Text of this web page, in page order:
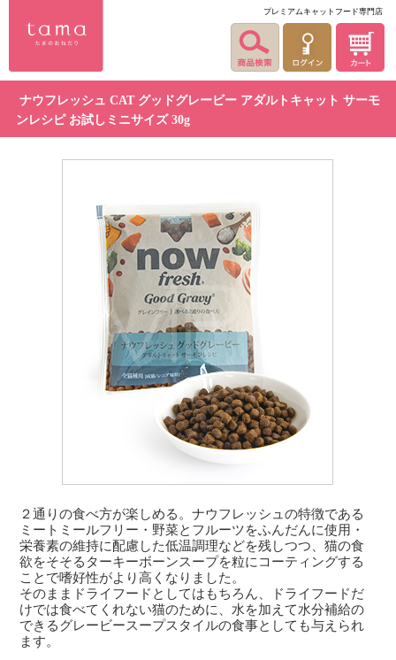
プレミアムキャットフード専門店
ナウフレッシュ CAT グッドグレービー アダルトキャット サーモ
ンレシピ お試しミニサイズ 30g
２通りの食べ方が楽しめる。ナウフレッシュの特徴である
ミートミールフリー・野菜とフルーツをふんだんに使用・
栄養素の維持に配慮した低温調理などを残しつつ、猫の食
欲をそそるターキーボーンスープを粒にコーティングする
ことで嗜好性がより高くなりました。
そのままドライフードとしてはもちろん、ドライフードだ
けでは食べてくれない猫のために、水を加えて水分補給の
できるグレービースープスタイルの食事としても与えられ
ます。